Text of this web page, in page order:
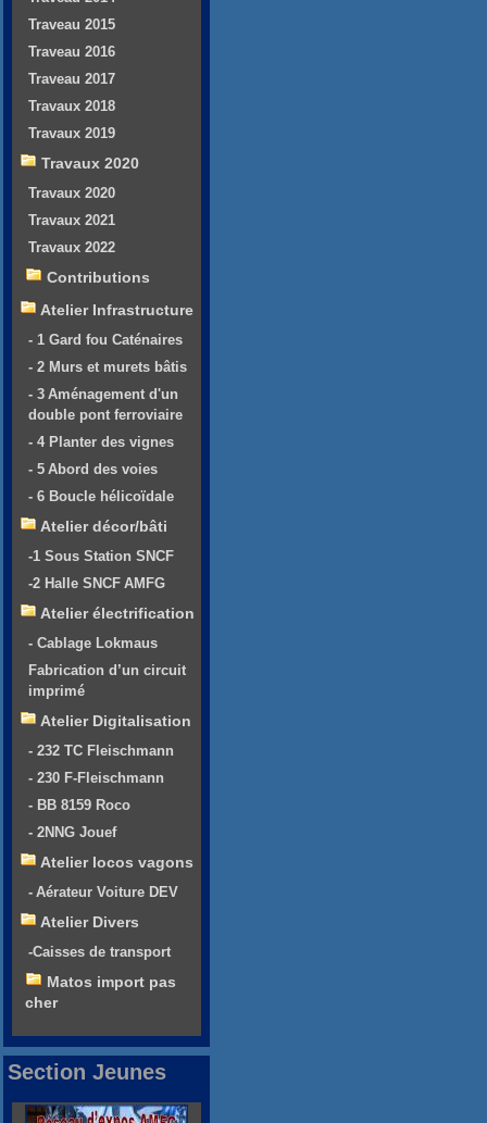
Traveau 2015
Traveau 2016
Traveau 2017
Travaux 2018
Travaux 2019
Travaux 2020
Travaux 2020
Travaux 2021
Travaux 2022
Contributions
Atelier Infrastructure
- 1 Gard fou Caténaires
- 2 Murs et murets bâtis
- 3 Aménagement d'un
double pont ferroviaire
- 4 Planter des vignes
- 5 Abord des voies
- 6 Boucle hélicoïdale
Atelier décor/bâti
-1 Sous Station SNCF
-2 Halle SNCF AMFG
Atelier électrification
- Cablage Lokmaus
Fabrication d’un circuit
imprimé
Atelier Digitalisation
- 232 TC Fleischmann
- 230 F-Fleischmann
- BB 8159 Roco
- 2NNG Jouef
Atelier locos vagons
- Aérateur Voiture DEV
Atelier Divers
-Caisses de transport
Matos import pas
cher
Section Jeunes